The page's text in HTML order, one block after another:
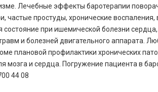
Лечебные эффекты баротерапии
простуды, хронические воспаления,
при ишемической болезни
и болезней двигательного аппарата.
плановой профилактики хронических
мозга и сердца. Погружение пациента в
44 08